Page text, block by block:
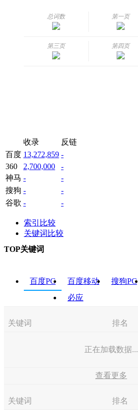
总词数 第一页
第三页 第四页
收录
反链
百度 13,272,859 -
360
2,700,000
-
神马 -
-
搜狗 -
-
谷歌 - -
索引比较
关键词比较
TOP关键词
百度PC 百度移动 搜狗PC
必应
关键词 排名
正在加载数据...
查看更多
关键词 排名